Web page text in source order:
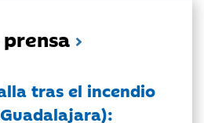
tras el incendio